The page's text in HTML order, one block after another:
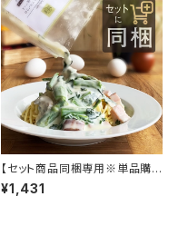
【セット商品同梱専用※単品購
入不可】ほうれん草とアスパラの
カルボナーラ風ソース
¥1,431